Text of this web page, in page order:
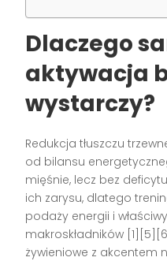
Dlaczego
aktywacja
wystarczy?
Redukcja tłuszczu
od bilansu
mięśnie, lecz bez
ich zarysu, dlatego
podaży energii i
makroskładników
żywieniowe z akcentem